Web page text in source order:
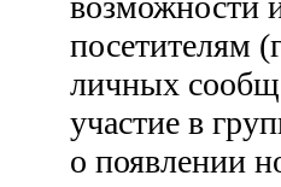
посетителям
личных
участие в
о появлении